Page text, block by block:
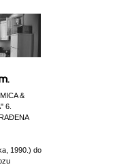
&
6.
1990.) do